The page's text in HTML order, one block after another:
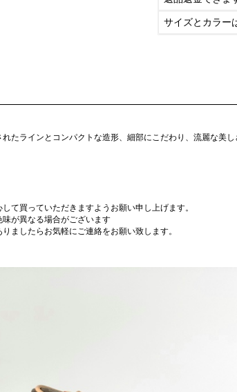
サイズとカラー
たラインとコンパクトな造形、細部にこだわり、流麗な美し
て買っていただきますようお願い申し上げます。
が異なる場合がございます
ましたらお気軽にご連絡をお願い致します。